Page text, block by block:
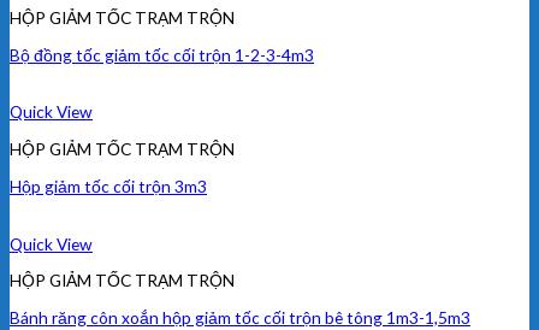
HỘP GIẢM TỐC TRẠM TRỘN
Bộ đồng tốc giảm tốc cối trộn 1-2-3-4m3
Quick View
HỘP GIẢM TỐC TRẠM TRỘN
Hộp giảm tốc cối trộn 3m3
Quick View
HỘP GIẢM TỐC TRẠM TRỘN
Bánh răng côn xoắn hộp giảm tốc cối trộn bê tông 1m3-1,5m3